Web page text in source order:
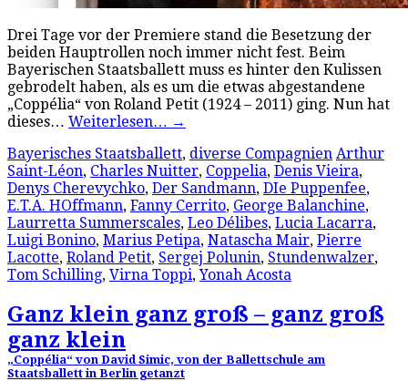
Drei Tage vor der Premiere stand die Besetzung der
beiden Hauptrollen noch immer nicht fest. Beim
Bayerischen Staatsballett muss es hinter den Kulissen
gebrodelt haben, als es um die etwas abgestandene
„Coppélia“ von Roland Petit (1924 – 2011) ging. Nun hat
dieses… Weiterlesen… →
Bayerisches Staatsballett, diverse Compagnien Arthur
Saint-Léon, Charles Nuitter, Coppelia, Denis Vieira,
Denys Cherevychko, Der Sandmann, DIe Puppenfee,
E.T.A. HOffmann, Fanny Cerrito, George Balanchine,
Laurretta Summerscales, Leo Délibes, Lucia Lacarra,
Luigi Bonino, Marius Petipa, Natascha Mair, Pierre
Lacotte, Roland Petit, Sergej Polunin, Stundenwalzer,
Tom Schilling, Virna Toppi,Yonah Acosta
Ganz klein ganz groß – ganz groß
ganz klein
„Coppélia“ von David Simic, von der Ballettschule am
Staatsballett in Berlin getanzt